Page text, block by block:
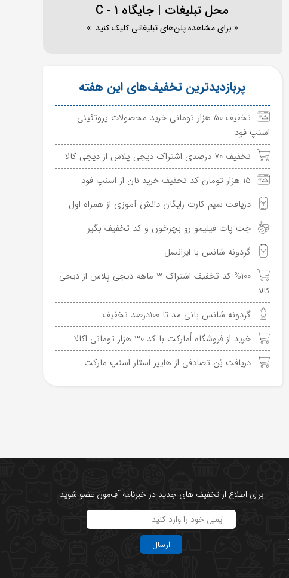
محل تبلیغات | جایگاه C - 1
« برای مشاهده پلن‌های تبلیغاتی کلیک کنید. »
پربازدیدترین تخفیف‌های این هفته
تخفیف 50 هزار تومانی خرید محصولات پروتئینی
اسنپ فود
تخفیف 70 درصدی اشتراک دیجی پلاس از دیجی کالا
15 هزار تومان کد تخفیف خرید نان از اسنپ فود
دریافت سیم کارت رایگان دانش آموزی از همراه اول
جت پات فیلیمو رو بچرخون و کد تخفیف بگیر
گردونه شانس با ایرانسل
%100 کد تخفیف اشتراک 3 ماهه دیجی پلاس از دیجی
کالا
گردونه شانس بانی مد تا 100درصد تخفیف
خرید از فروشگاه اُمارکت با کد 30 هزار تومانی اکالا
دریافت بُن تصادفی از هایپر استار اسنپ مارکت
برای اطلاع از تخفیف های جدید در خبرنامه آفِ‌مون عضو شوید
ارسال